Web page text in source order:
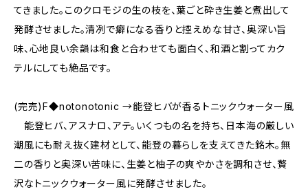
てきました。このクロモジの生の枝を、葉ごと砕き生姜と煮出して
発酵させました。清冽で癖になる香りと控えめな甘さ、奥深い旨
味、心地良い余韻は和食と合わせても面白く、和酒と割ってカク
テルにしても絶品です。
(完売)F◆notonotonic →能登ヒバが香るトニックウォーター風
能登ヒバ、アスナロ、アテ。いくつもの名を持ち、日本海の厳しい
潮風にも耐え抜く建材として、能登の暮らしを支えてきた銘木。無
二の香りと奥深い苦味に、生姜と柚子の爽やかさを調和させ、贅
沢なトニックウォーター風に発酵させました。